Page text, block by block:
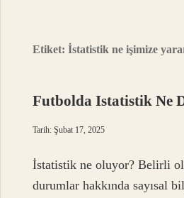
Etiket:İstatistik ne işimize
Futbolda Istatistik Ne
Tarih: Şubat 17, 2025
İstatistik ne oluyor? Belirli
durumlar hakkında sayısal